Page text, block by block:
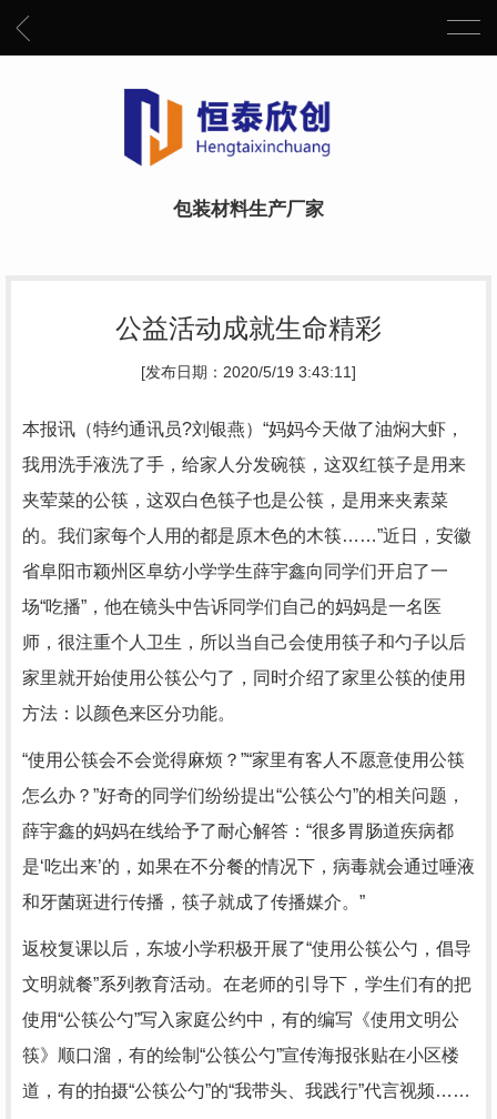
包装材料生产厂家
公益活动成就生命精彩
[发布日期：2020/5/19 3:43:11]
本报讯（特约通讯员?刘银燕）“妈妈今天做了油焖大虾，
我用洗手液洗了手，给家人分发碗筷，这双红筷子是用来
夹荤菜的公筷，这双白色筷子也是公筷，是用来夹素菜
的。我们家每个人用的都是原木色的木筷……”近日，安徽
省阜阳市颖州区阜纺小学学生薛宇鑫向同学们开启了一
场“吃播”，他在镜头中告诉同学们自己的妈妈是一名医
师，很注重个人卫生，所以当自己会使用筷子和勺子以后
家里就开始使用公筷公勺了，同时介绍了家里公筷的使用
方法：以颜色来区分功能。
“使用公筷会不会觉得麻烦？”“家里有客人不愿意使用公筷
怎么办？”好奇的同学们纷纷提出“公筷公勺”的相关问题，
薛宇鑫的妈妈在线给予了耐心解答：“很多胃肠道疾病都
是‘吃出来’的，如果在不分餐的情况下，病毒就会通过唾液
和牙菌斑进行传播，筷子就成了传播媒介。”
返校复课以后，东坡小学积极开展了“使用公筷公勺，倡导
文明就餐”系列教育活动。在老师的引导下，学生们有的把
使用“公筷公勺”写入家庭公约中，有的编写《使用文明公
筷》顺口溜，有的绘制“公筷公勺”宣传海报张贴在小区楼
道，有的拍摄“公筷公勺”的“我带头、我践行”代言视频……